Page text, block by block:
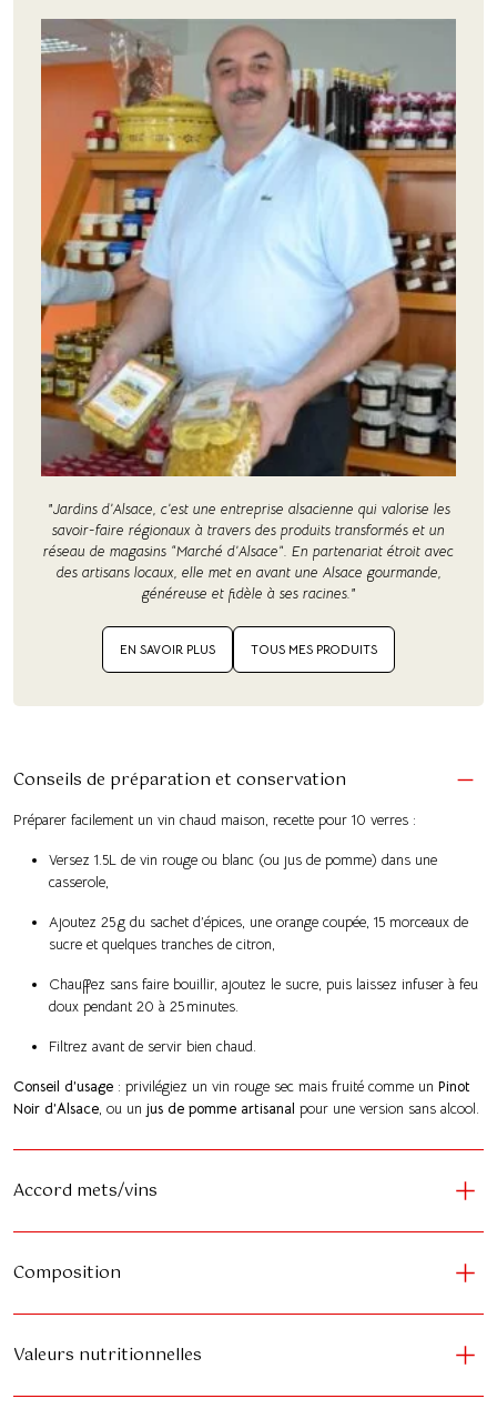
"Jardins d’Alsace, c’est une entreprise alsacienne qui valorise les
savoir-faire régionaux à travers des produits transformés et un
réseau de magasins “Marché d’Alsace”. En partenariat étroit avec
des artisans locaux, elle met en avant une Alsace gourmande,
généreuse et fidèle à ses racines."
EN SAVOIR PLUS TOUS MES PRODUITS
Conseils de préparation et conservation
Préparer facilement un vin chaud maison, recette pour 10 verres :
Versez 1.5L de vin rouge ou blanc (ou jus de pomme) dans une
casserole,
Ajoutez 25 g du sachet d’épices, une orange coupée, 15 morceaux de
sucre et quelques tranches de citron,
Chauffez sans faire bouillir, ajoutez le sucre, puis laissez infuser à feu
doux pendant 20 à 25 minutes.
Filtrez avant de servir bien chaud.
Conseil d’usage : privilégiez un vin rouge sec mais fruité comme un Pinot
Noir d’Alsace, ou un jus de pomme artisanal pour une version sans alcool.
Accord mets/vins
Composition
Valeurs nutritionnelles